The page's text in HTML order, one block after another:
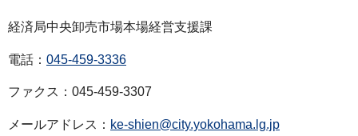
経済局中央卸売市場本場経営支援課
電話： 045-459-3336
ファクス：045-459-3307
メールアドレス： ke-shien@city.yokohama.lg.jp